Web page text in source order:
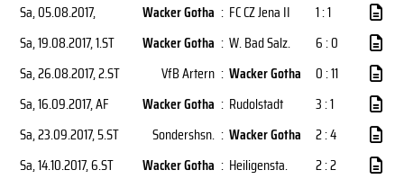
Sa, 05.08.2017, Wacker Gotha : FC CZ Jena II
1 : 1
Sa, 19.08.2017, 1.ST Wacker Gotha : W. Bad Salz.
6 : 0
Sa, 26.08.2017, 2.ST VfB Artern : Wacker Gotha
0 : 11
Sa, 16.09.2017, AF Wacker Gotha : Rudolstadt
3 : 1
Sa, 23.09.2017, 5.ST Sondershsn. : Wacker Gotha
2 : 4
Sa, 14.10.2017, 6.ST Wacker Gotha : Heiligensta.
2 : 2